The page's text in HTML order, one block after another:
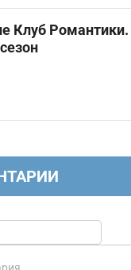
Клуб